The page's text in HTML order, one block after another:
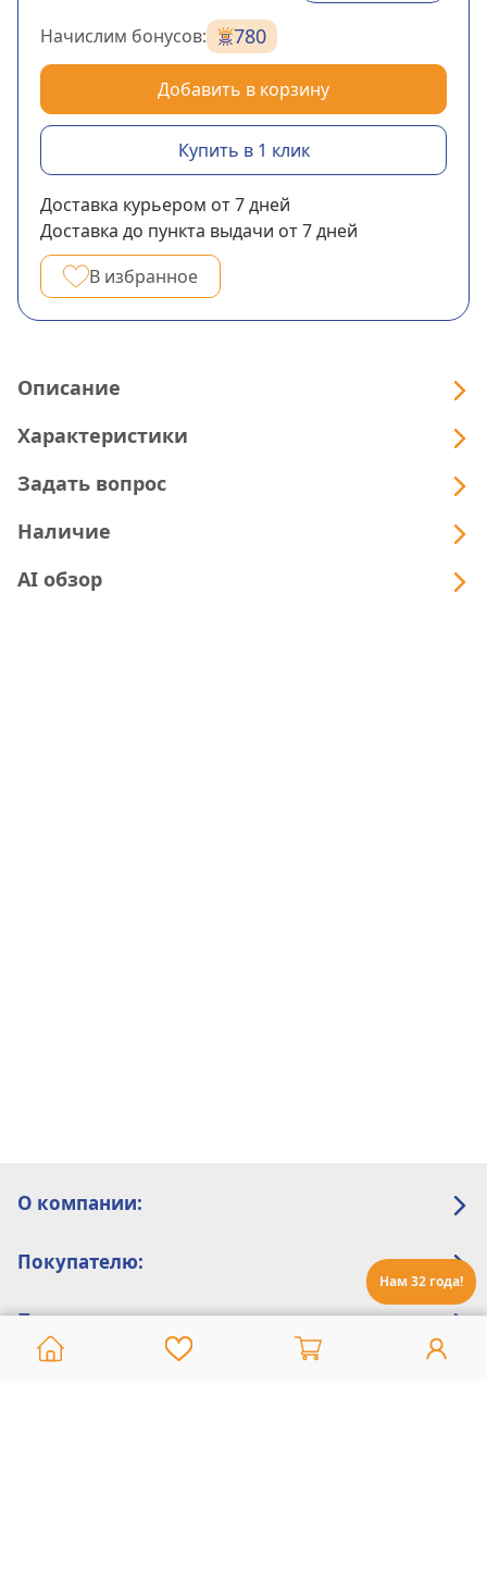
Нам 32 года!
Начислим бонусов: 780
Добавить в корзину
Купить в 1 клик
Доставка курьером от 7дней
Доставка до пункта выдачи от 7дней
В избранное
Описание
Характеристики
Задать вопрос
Наличие
AI обзор
О компании:
Покупателю:
Помощь: